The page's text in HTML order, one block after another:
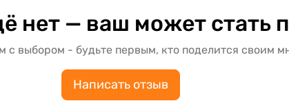
нет — ваш может стать
с выбором - будьте первым, кто поделится своим
Написать отзыв